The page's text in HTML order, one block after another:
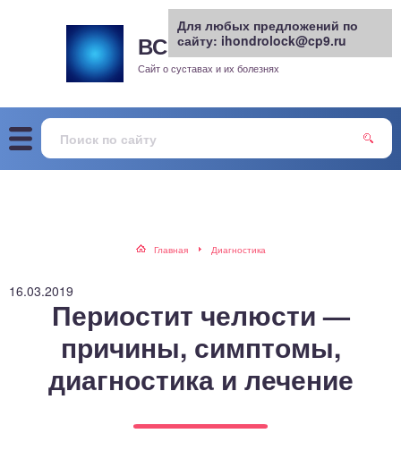
ВСЕ О СУСТАВАХ.РУ
Сайт о суставах и их болезнях
Главная Диагностика
16.03.2019
Периостит челюсти —
причины, симптомы,
диагностика и лечение
Для любых предложений по
сайту: ihondrolock@cp9.ru
сустав